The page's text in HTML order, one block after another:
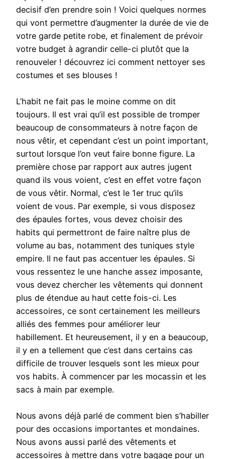
decisif d’en prendre soin ! Voici quelques normes
qui vont permettre d’augmenter la durée de vie de
votre garde petite robe, et finalement de prévoir
votre budget à agrandir celle-ci plutôt que la
renouveler ! découvrez ici comment nettoyer ses
costumes et ses blouses !
L’habit ne fait pas le moine comme on dit
toujours. Il est vrai qu’il est possible de tromper
beaucoup de consommateurs à notre façon de
nous vêtir, et cependant c’est un point important,
surtout lorsque l’on veut faire bonne figure. La
première chose par rapport aux autres jugent
quand ils vous voient, c’est en effet votre façon
de vous vêtir. Normal, c’est le 1er truc qu’ils
voient de vous. Par exemple, si vous disposez
des épaules fortes, vous devez choisir des
habits qui permettront de faire naître plus de
volume au bas, notamment des tuniques style
empire. Il ne faut pas accentuer les épaules. Si
vous ressentez le une hanche assez imposante,
vous devez chercher les vêtements qui donnent
plus de étendue au haut cette fois-ci. Les
accessoires, ce sont certainement les meilleurs
alliés des femmes pour améliorer leur
habillement. Et heureusement, il y en a beaucoup,
il y en a tellement que c’est dans certains cas
difficile de trouver lesquels sont les mieux pour
vos habits. À commencer par les mocassin et les
sacs à main par exemple.
Nous avons déjà parlé de comment bien s’habiller
pour des occasions importantes et mondaines.
Nous avons aussi parlé des vêtements et
accessoires à mettre dans votre bagage pour un